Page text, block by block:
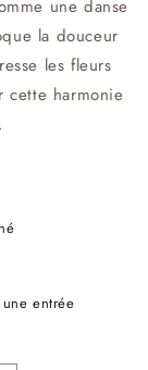
une danse
la douceur
les fleurs
cette harmonie
entrée